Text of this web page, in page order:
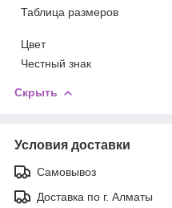
Таблица размеров
Цвет
Честный знак
Скрыть
Условия доставки
Самовывоз
Доставка по г. Алматы